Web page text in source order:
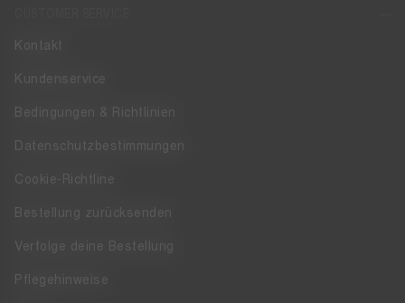
Kontakt
Kundenservice
Bedingungen & Richtlinien
Datenschutzbestimmungen
Cookie-Richtline
Bestellung zurücksenden
Verfolge deine Bestellung
Pflegehinweise